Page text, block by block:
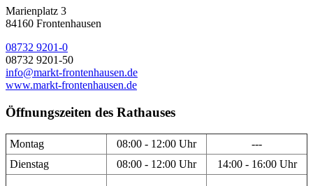
Marienplatz 3
84160 Frontenhausen
08732 9201-0
08732 9201-50
info@markt-frontenhausen.de
www.markt-frontenhausen.de
Öffnungszeiten des Rathauses
Montag 08:00 - 12:00 Uhr
---
Dienstag
08:00 - 12:00 Uhr 14:00 - 16:00 Uhr